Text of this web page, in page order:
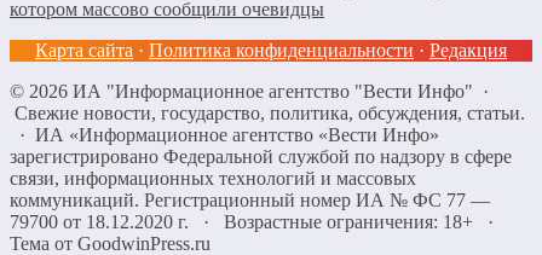
котором массово сообщили очевидцы
Карта сайта · Политика конфиденциальности · Редакция
© 2026 ИА "Информационное агентство "Вести Инфо" ·
Свежие новости, государство, политика, обсуждения, статьи.
· ИА «Информационное агентство «Вести Инфо»
зарегистрировано Федеральной службой по надзору в сфере
связи, информационных технологий и массовых
коммуникаций. Регистрационный номер ИА № ФС 77 —
79700 от 18.12.2020 г. · Возрастные ограничения: 18+
·
Тема от GoodwinPress.ru